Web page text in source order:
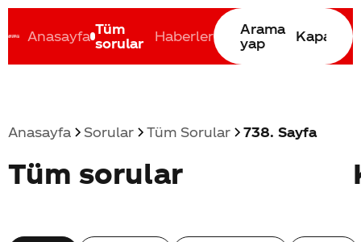
Anasayfa Tüm
sorular
Haberler
Arama
yap
Kapat
Anasayfa Sorular Tüm Sorular 738. Sayfa
Tüm sorular